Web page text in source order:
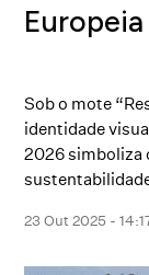
Europeia
Sob o mote
identidade
2026 simboliza
23 Out 2025 -